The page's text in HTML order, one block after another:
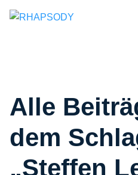
Alle
dem
„Steffen